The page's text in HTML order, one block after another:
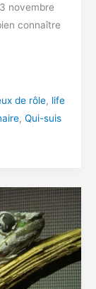
novembre
connaître
de rôle, life
, Qui-suis